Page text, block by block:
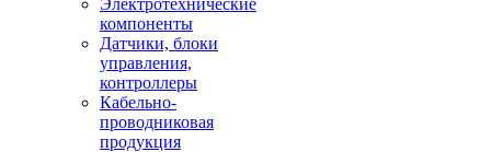
Электротехнические
компоненты
Датчики, блоки
управления,
контроллеры
Кабельно-
проводниковая
продукция